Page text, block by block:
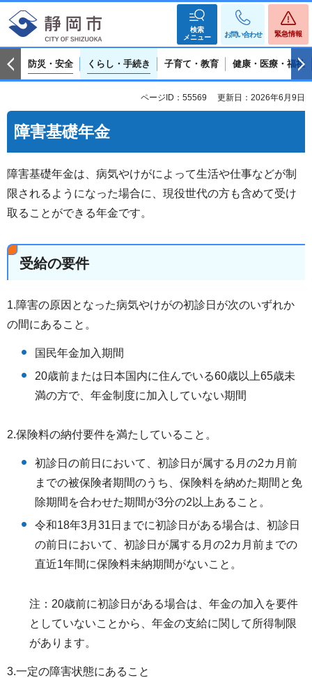
検索
メニュー
お問い合わせ 緊急情報
防災・安全 くらし・手続き 子育て・教育 健康・医療・福祉
ページID：55569 更新日：2026年6月9日
障害基礎年金
障害基礎年金は、病気やけがによって生活や仕事などが制
限されるようになった場合に、現役世代の方も含めて受け
取ることができる年金です。
受給の要件
1.障害の原因となった病気やけがの初診日が次のいずれか
の間にあること。
国民年金加入期間
20歳前または日本国内に住んでいる60歳以上65歳未
満の方で、年金制度に加入していない期間
2.保険料の納付要件を満たしていること。
初診日の前日において、初診日が属する月の2カ月前
までの被保険者期間のうち、保険料を納めた期間と免
除期間を合わせた期間が3分の2以上あること。
令和18年3月31日までに初診日がある場合は、初診日
の前日において、初診日が属する月の2カ月前までの
直近1年間に保険料未納期間がないこと。
注：20歳前に初診日がある場合は、年金の加入を要件
としていないことから、年金の支給に関して所得制限
があります。
3.一定の障害状態にあること